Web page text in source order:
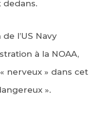
dedans.
l’US Navy
à la NOAA,
nerveux » dans cet
».